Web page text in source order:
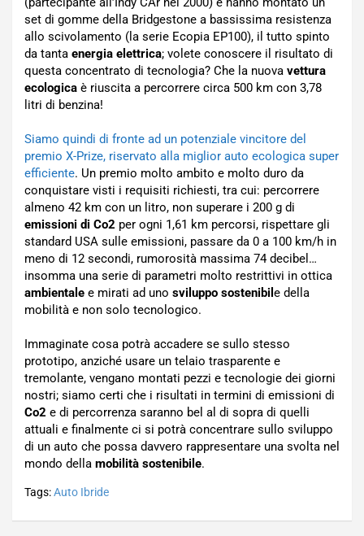
set di gomme della Bridgestone a bassissima resistenza
allo scivolamento (la serie Ecopia EP100), il tutto spinto
da tanta energia elettrica; volete conoscere il risultato di
questa concentrato di tecnologia? Che la nuova vettura
ecologica è riuscita a percorrere circa 500 km con 3,78
litri di benzina!
Siamo quindi di fronte ad un potenziale vincitore del
premio X-Prize, riservato alla miglior auto ecologica super
efficiente. Un premio molto ambito e molto duro da
conquistare visti i requisiti richiesti, tra cui: percorrere
almeno 42 km con un litro, non superare i 200 g di
emissioni di Co2 per ogni 1,61 km percorsi, rispettare gli
standard USA sulle emissioni, passare da 0 a 100 km/h in
meno di 12 secondi, rumorosità massima 74 decibel…
insomma una serie di parametri molto restrittivi in ottica
ambientale e mirati ad uno sviluppo sostenibil e della
mobilità e non solo tecnologico.
Immaginate cosa potrà accadere se sullo stesso
prototipo, anziché usare un telaio trasparente e
tremolante, vengano montati pezzi e tecnologie dei giorni
nostri; siamo certi che i risultati in termini di emissioni di
Co2 e di percorrenza saranno bel al di sopra di quelli
attuali e finalmente ci si potrà concentrare sullo sviluppo
di un auto che possa davvero rappresentare una svolta nel
mondo della mobilità sostenibile.
Tags:Auto Ibride